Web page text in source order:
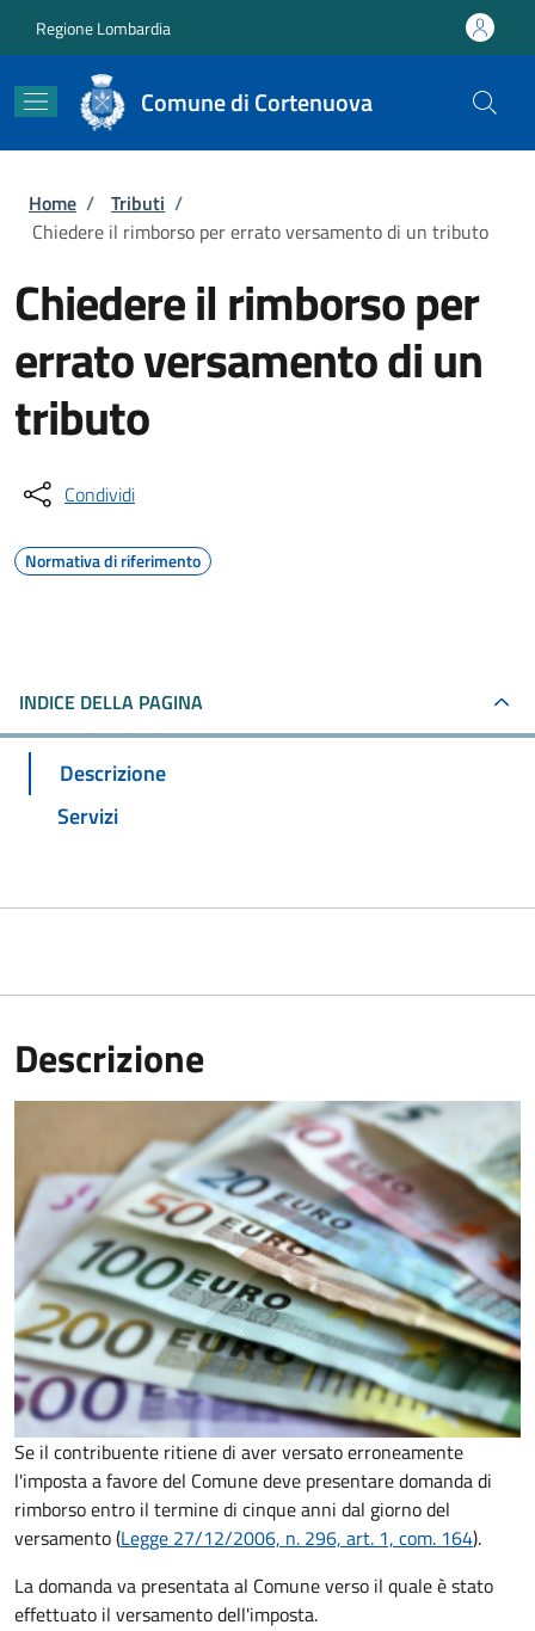
Regione Lombardia
Comune di Cortenuova
Briciole di pane
Home / Tributi /
Chiedere il rimborso per errato versamento di un tributo
Chiedere il rimborso per
errato versamento di un
tributo
Condividi
Normativa di riferimento
INDICE DELLA PAGINA
Descrizione
Servizi
Descrizione
Se il contribuente ritiene di aver versato erroneamente
l'imposta a favore del Comune deve presentare domanda di
rimborso entro il termine di cinque anni dal giorno del
versamento (Legge 27/12/2006, n. 296, art. 1, com. 164).
La domanda va presentata al Comune verso il quale è stato
effettuato il versamento dell'imposta.